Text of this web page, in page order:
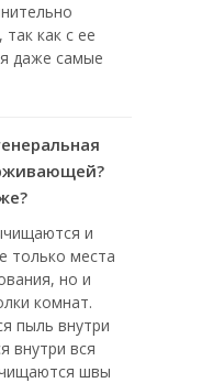
так как с ее
даже самые
и
только места
но и
комнат.
пыль внутри
внутри вся
швы